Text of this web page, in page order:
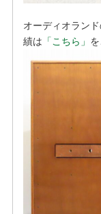
オーディオラン
績は 「こちら」